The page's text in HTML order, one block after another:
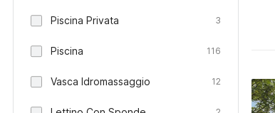
Piscina Privata 3
Piscina 116
Vasca Idromassaggio 12